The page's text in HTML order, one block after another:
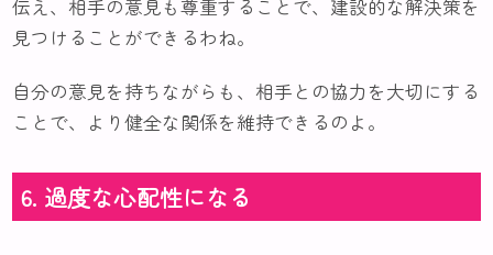
伝え、相手の意見も尊重することで、建設的な解決策を
見つけることができるわね。
自分の意見を持ちながらも、相手との協力を大切にする
ことで、より健全な関係を維持できるのよ。
6. 過度な心配性になる